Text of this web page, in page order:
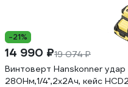
-21%
14 990 ₽19 074 ₽
Винтоверт Hanskonner
280Нм,1/4",2x2Ач, кейс